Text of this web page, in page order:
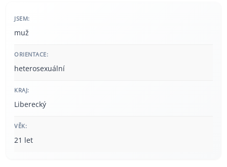
JSEM:
muž
ORIENTACE:
heterosexuální
KRAJ:
Liberecký
VĚK:
21 let